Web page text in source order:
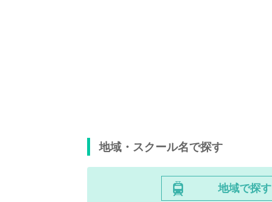
地域・スクール名で探す
地域で探す